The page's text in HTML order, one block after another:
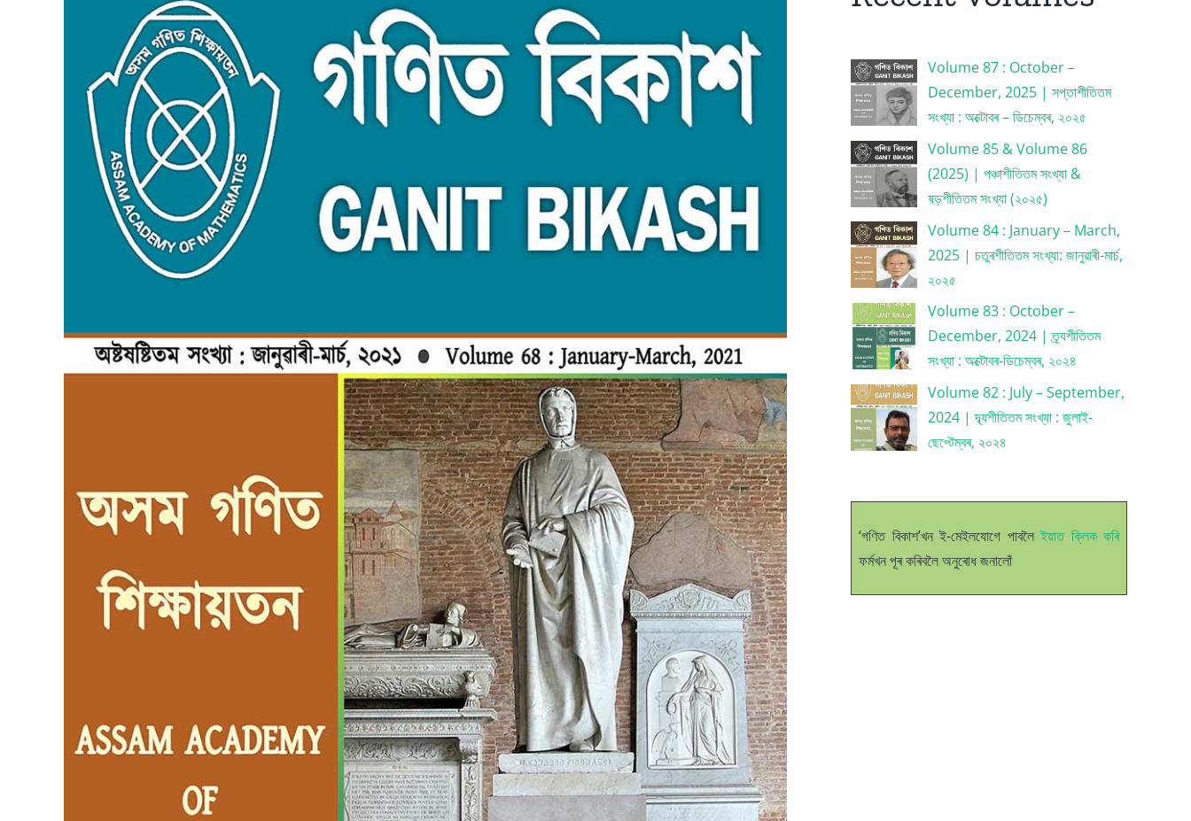
Volume 87 : October –
December, 2025 | সপ্তাশীতিতম
সংখ্যা : অক্টোবৰ – ডিচেম্বৰ, ২০২৫
Volume 85 & Volume 86
(2025) | পঞ্চাশীতিতম সংখ্যা &
ষড়শীতিতম সংখ্যা (২০২৫)
Volume 84 : January – March,
2025 | চতুৰশীতিতম সংখ্যা: জানুৱাৰী-মাৰ্চ,
২০২৫
Volume 83 : October –
December, 2024 | ত্ৰ্যশীতিতম
সংখ্যা : অক্টোবৰ-ডিচেম্বৰ, ২০২৪
Volume 82 : July – September,
2024 | দ্ব্যশীতিতম সংখ্যা : জুলাই-
ছেপ্টেম্বৰ, ২০২৪
‘গণিত বিকাশ’খন ই-মেইলযোগে পাবলৈইয়াত ক্লিক কৰি
ফৰ্মখন পূৰ কৰিবলৈ অনুৰোধ জনালোঁ